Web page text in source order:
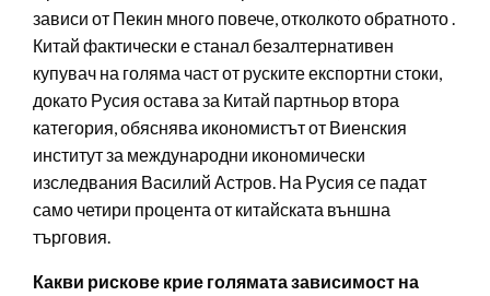
зависи от Пекин много повече, отколкото обратното .
Китай фактически е станал безалтернативен
купувач на голяма част от руските експортни стоки,
докато Русия остава за Китай партньор втора
категория, обяснява икономистът от Виенския
институт за международни икономически
изследвания Василий Астров. На Русия се падат
само четири процента от китайската външна
търговия.
Какви рискове крие голямата зависимост на